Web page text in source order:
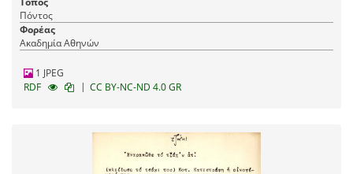
Πόντος
Φορέας
Ακαδημία Αθηνών
1 JPEG
RDF
| CC BY-NC-ND 4.0 GR